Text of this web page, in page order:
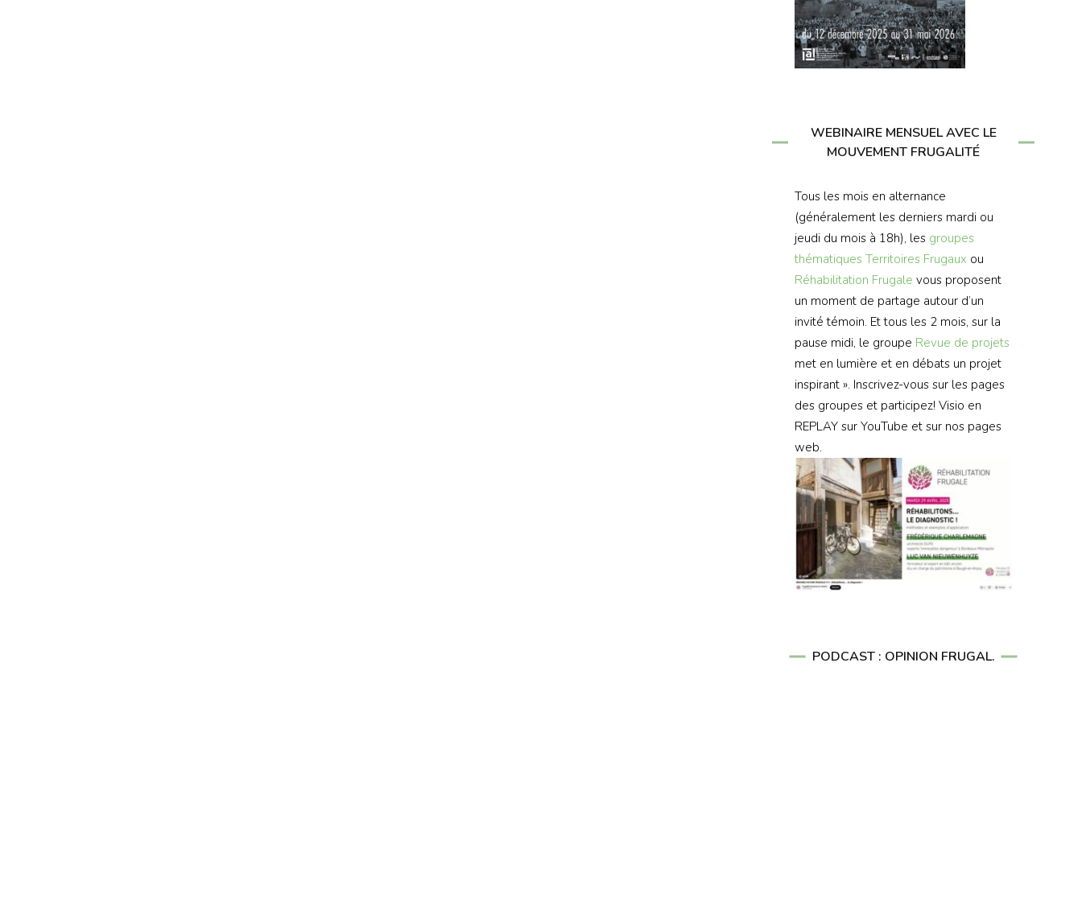
WEBINAIRE MENSUEL AVEC LE
MOUVEMENT FRUGALITÉ
Tous les mois en alternance
(généralement les derniers mardi ou
jeudi du mois à 18h), les groupes
thématiques Territoires Frugaux ou
Réhabilitation Frugale vous proposent
un moment de partage autour d’un
invité témoin. Et tous les 2 mois, sur la
pause midi, le groupe Revue de projets
met en lumière et en débats un projet
inspirant ». Inscrivez-vous sur les pages
des groupes et participez! Visio en
REPLAY sur YouTube et sur nos pages
web.
PODCAST : OPINION FRUGAL.